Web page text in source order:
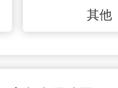
其他